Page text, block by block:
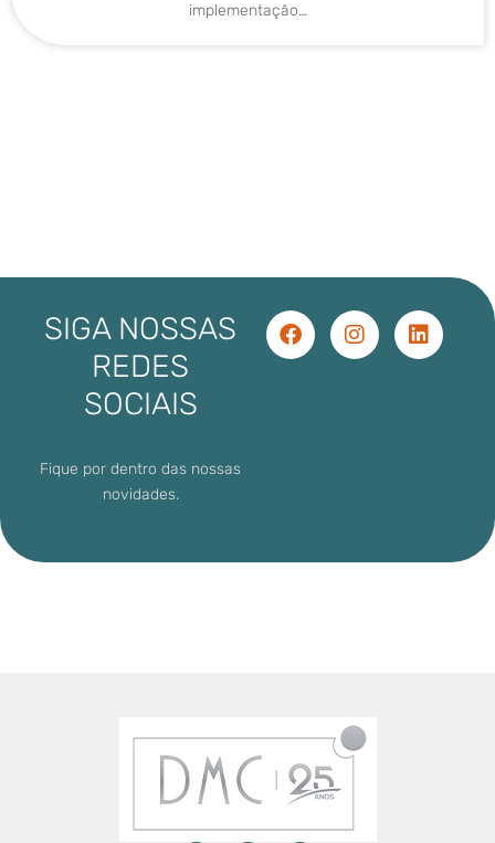
implementação…
SIGA NOSSAS
REDES
SOCIAIS
Fique por dentro das nossas
novidades.